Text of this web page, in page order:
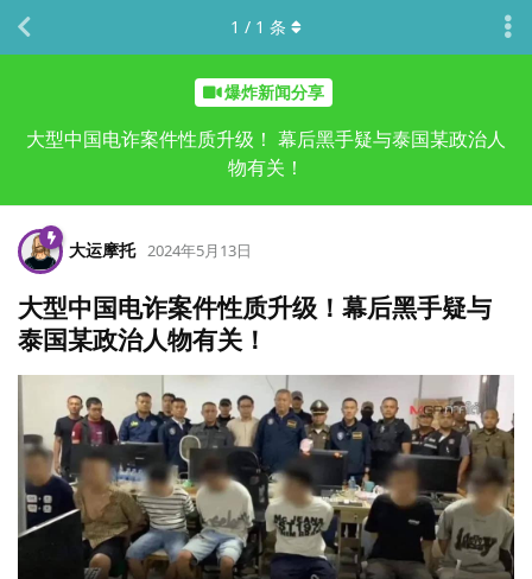
爆炸新闻分享
大型中国电诈案件性质升级！ 幕后黑手疑与泰国某政治人
物有关！
1 / 1 条
大运摩托 2024年5月13日
大型中国电诈案件性质升级！幕后黑手疑与
泰国某政治人物有关！